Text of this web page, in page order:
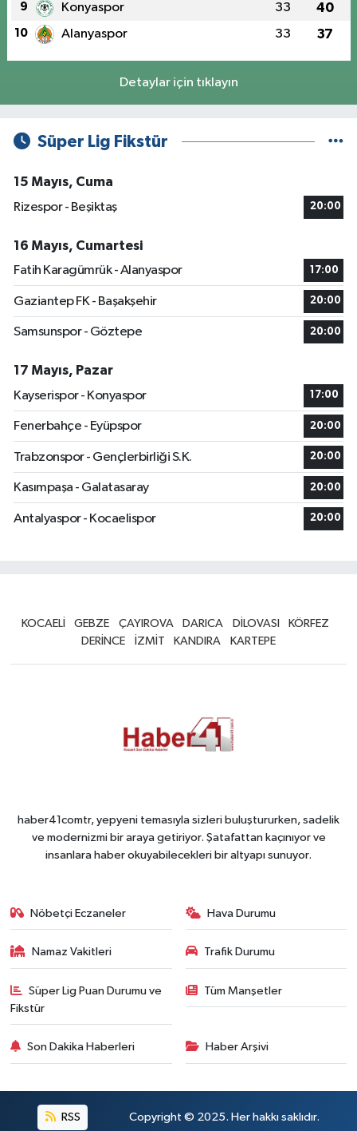
9 Konyaspor 33 40
10 Alanyaspor 33 37
Detaylar için tıklayın
Süper Lig Fikstür
15 Mayıs, Cuma
Rizespor - Beşiktaş
20:00
16 Mayıs, Cumartesi
Fatih Karagümrük - Alanyaspor
17:00
Gaziantep FK - Başakşehir 20:00
Samsunspor - Göztepe 20:00
17 Mayıs, Pazar
Kayserispor - Konyaspor
17:00
Fenerbahçe - Eyüpspor 20:00
Trabzonspor - Gençlerbirliği S.K. 20:00
Kasımpaşa - Galatasaray 20:00
Antalyaspor - Kocaelispor 20:00
KOCAELİ GEBZE ÇAYIROVA DARICA DİLOVASI
KÖRFEZ
DERİNCE
İZMİT KANDIRA KARTEPE
haber41comtr, yepyeni temasıyla sizleri buluştururken, sadelik
ve modernizmi bir araya getiriyor. Şatafattan kaçınıyor ve
insanlara haber okuyabilecekleri bir altyapı sunuyor.
Nöbetçi Eczaneler Hava Durumu
Namaz Vakitleri Trafik Durumu
Süper Lig Puan Durumu ve
Fikstür
Tüm Manşetler
Son Dakika Haberleri Haber Arşivi
RSS Copyright © 2025. Her hakkı saklıdır.